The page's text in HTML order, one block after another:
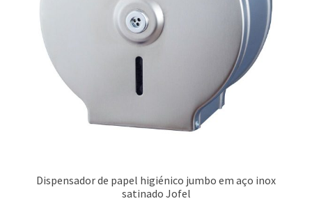
Dispensador de papel higiénico jumbo em aço inox
satinado Jofel